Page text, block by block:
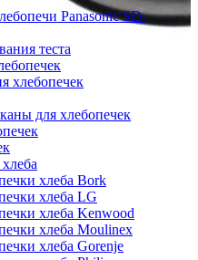
Panasonic SD-
теста
хлебопечек
для хлебопечек
хлеба Bork
хлеба LG
хлеба Kenwood
хлеба Moulinex
хлеба Gorenje